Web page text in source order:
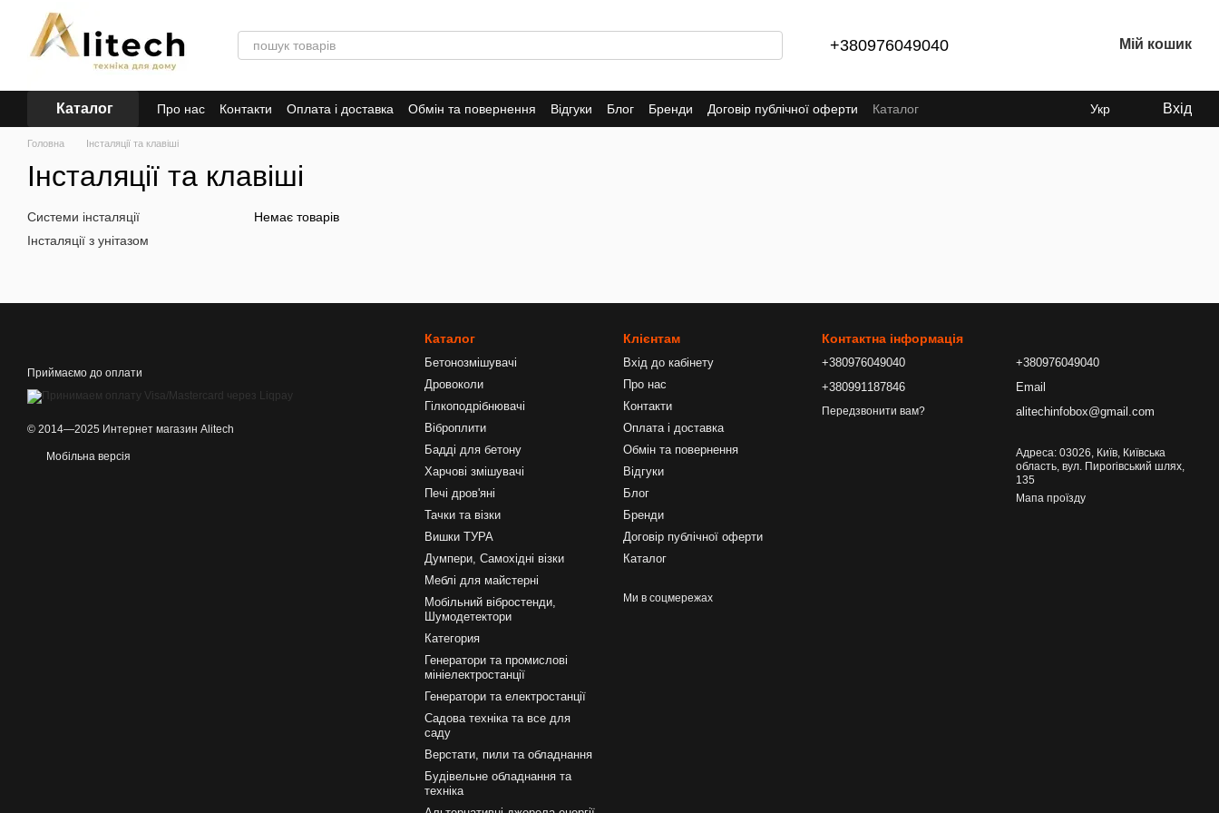
Перейти до основного контенту
+380976049040 Мій кошик
Каталог Про нас Контакти Оплата і доставка Обмін та повернення Відгуки Блог Бренди Договір публічної оферти Каталог Укр Вхід
Головна Інсталяції та клавіші
Інсталяції та клавіші
Немає товарів
Системи інсталяції
Інсталяції з унітазом
Приймаємо до оплати
© 2014—2025 Интернет магазин Alitech
Мобільна версія
Каталог
Бетонозмішувачі
Дровоколи
Гілкоподрібнювачі
Віброплити
Бадді для бетону
Харчові змішувачі
Печі дров'яні
Тачки та візки
Вишки ТУРА
Думпери, Самохідні візки
Меблі для майстерні
Мобільний вібростенди,
Шумодетектори
Категория
Генератори та промислові
мініелектростанції
Генератори та електростанції
Садова техніка та все для
саду
Верстати, пили та обладнання
Будівельне обладнання та
техніка
Клієнтам
Вхід до кабінету
Про нас
Контакти
Оплата і доставка
Обмін та повернення
Відгуки
Блог
Бренди
Договір публічної оферти
Каталог
Ми в соцмережах
Контактна інформація
+380976049040
+380991187846
Передзвонити вам?
+380976049040
Email
alitechinfobox@gmail.com
Адреса: 03026, Київ, Київська
область, вул. Пирогівський шлях,
135
Мапа проїзду